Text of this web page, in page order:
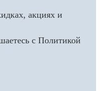
акциях и
с Политикой